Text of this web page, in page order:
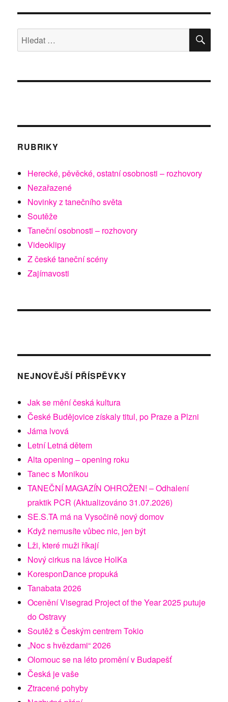
Hledat:
RUBRIKY
Herecké, pěvěcké, ostatní osobnosti – rozhovory
Nezařazené
Novinky z tanečního světa
Soutěže
Taneční osobnosti – rozhovory
Videoklipy
Z české taneční scény
Zajímavosti
NEJNOVĚJŠÍ PŘÍSPĚVKY
Jak se mění česká kultura
České Budějovice získaly titul, po Praze a Plzni
Jáma lvová
Letní Letná dětem
Alta opening – opening roku
Tanec s Monikou
TANEČNÍ MAGAZÍN OHROŽEN! – Odhalení
praktik PCR (Aktualizováno 31.07.2026)
SE.S.TA má na Vysočině nový domov
Když nemusíte vůbec nic, jen být
Lži, které muži říkají
Nový cirkus na lávce HolKa
KoresponDance propuká
Tanabata 2026
Ocenění Visegrad Project of the Year 2025 putuje
do Ostravy
Soutěž s Českým centrem Tokio
„Noc s hvězdami“ 2026
Olomouc se na léto promění v Budapešť
Česká je vaše
Ztracené pohyby